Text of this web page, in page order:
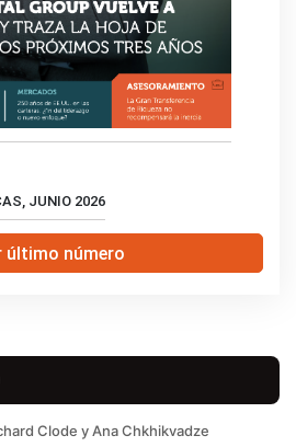
JUNIO 2026
último número
Clode y Ana Chkhikvadze